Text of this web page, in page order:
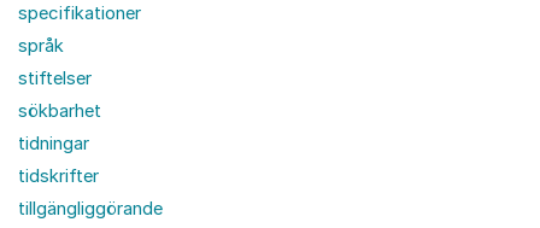
specifikationer
språk
stiftelser
sökbarhet
tidningar
tidskrifter
tillgängliggörande